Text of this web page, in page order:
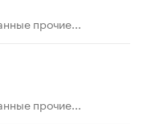
прочие...
прочие...